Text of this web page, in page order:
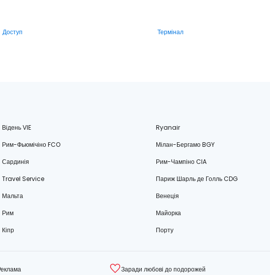
Доступ Термінал
Відень VIE
Ryanair
Рим-Фьюмічіно FCO
Мілан-Бергамо BGY
Сардинія
Рим-Чампіно CIA
Travel Service
Париж Шарль де Голль CDG
Мальта
Венеція
Рим
Майорка
Кіпр Порту
Заради любові до подорожей